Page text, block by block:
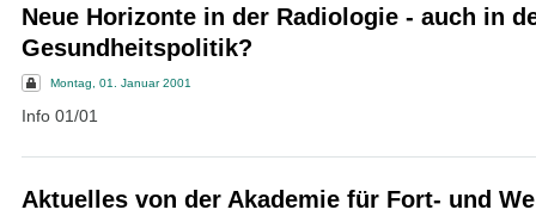
Neue Horizonte in der Radiologie - auch in
Gesundheitspolitik?
Montag, 01. Januar 2001
Info 01/01
Aktuelles von der Akademie für Fort- und